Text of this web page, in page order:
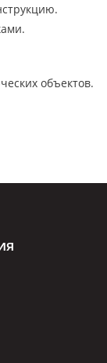
объектов.